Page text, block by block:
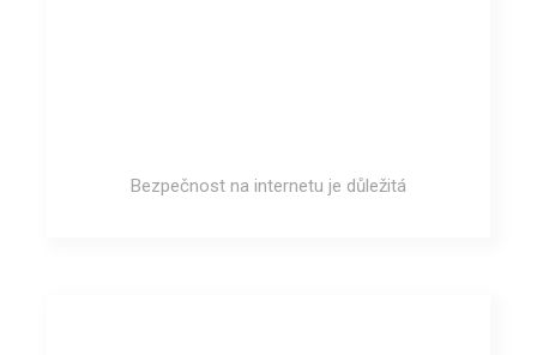
Bezpečnost na internetu je důležitá